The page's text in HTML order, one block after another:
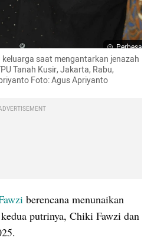
Perbesar
saat mengantarkan jenazah
Tanah Kusir, Jakarta, Rabu,
Foto: Agus Apriyanto
berencana menunaikan
putrinya, Chiki Fawzi dan